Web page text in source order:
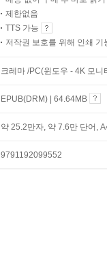
제한없음
TTS 가능
저작권 보호를 위해 인쇄 기
크레마 /PC(윈도우 - 4K 모
EPUB(DRM) | 64.64MB
약 25.2만자, 약 7.6만 단어,
9791192099552